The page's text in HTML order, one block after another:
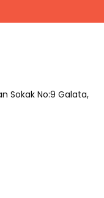
Sokak No:9 Galata,